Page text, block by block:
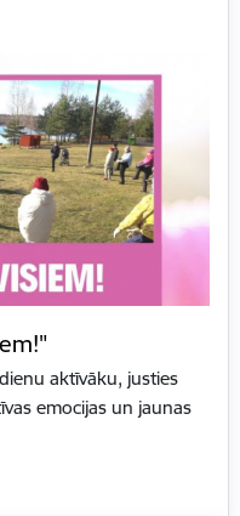
aktīvāku, justies
emocijas un jaunas